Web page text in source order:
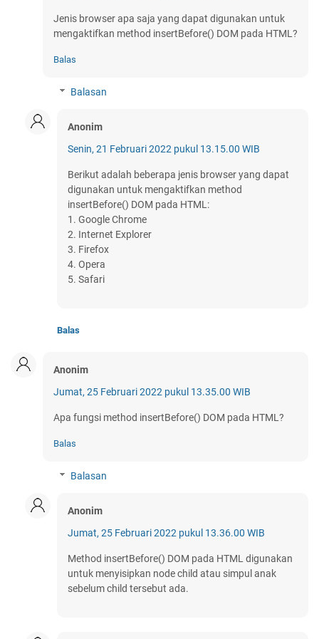
Jenis browser apa saja yang dapat digunakan untuk
mengaktifkan method insertBefore() DOM pada HTML?
Balas
Balasan
Anonim
Senin, 21 Februari 2022 pukul 13.15.00 WIB
Berikut adalah beberapa jenis browser yang dapat
digunakan untuk mengaktifkan method
insertBefore() DOM pada HTML:
1. Google Chrome
2. Internet Explorer
3. Firefox
4. Opera
5. Safari
Balas
Anonim
Jumat, 25 Februari 2022 pukul 13.35.00 WIB
Apa fungsi method insertBefore() DOM pada HTML?
Balas
Balasan
Anonim
Jumat, 25 Februari 2022 pukul 13.36.00 WIB
Method insertBefore() DOM pada HTML digunakan
untuk menyisipkan node child atau simpul anak
sebelum child tersebut ada.